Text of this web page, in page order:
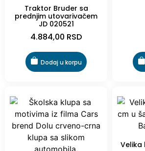
Traktor Bruder sa
prednjim utovarivačem
JD 020521
4.884,00 RSD
Dodaj u korpu
Velika